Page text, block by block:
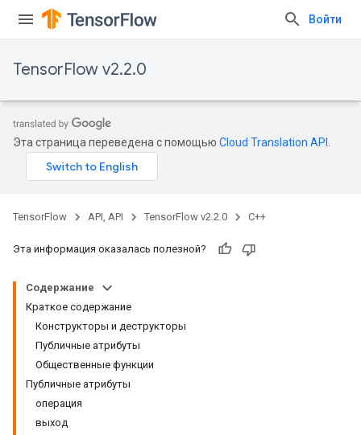
Войти
TensorFlow v2.2.0
Эта страница переведена с помощью Cloud Translation API
TensorFlow API, API TensorFlow v2.2.0 C++
Эта информация оказалась полезной?
Содержание
Краткое содержание
Конструкторы и деструкторы
Публичные атрибуты
Общественные функции
Публичные атрибуты
операция
выход